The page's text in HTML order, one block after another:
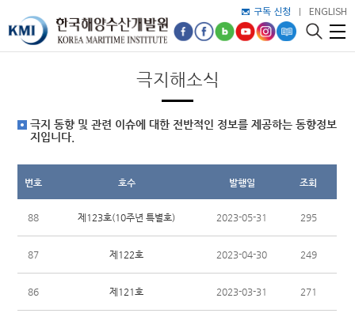
구독 신청 ENGLISH
극지해소식
극지 동향 및 관련 이슈에 대한 전반적인 정보를 제공하는 동향정보
지입니다.
번호 호수 발행일 조회
88 제123호(10주년 특별호) 2023-05-31 295
87 제122호 2023-04-30 249
86 제121호 2023-03-31 271